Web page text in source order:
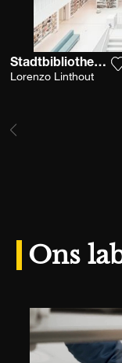
Stadtbibliothek Stuttgart
Lorenzo Linthout
Ons